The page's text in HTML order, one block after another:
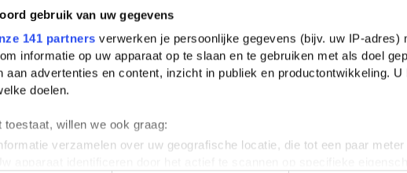
gebruik van uw gegevens
141 partners verwerken je persoonlijke gegevens (bijv. uw IP-adres)
informatie op uw apparaat op te slaan en te gebruiken met als doel
aan advertenties en content, inzicht in publiek en productontwikkeling.
doelen.
toestaat, willen we ook graag:
verzamelen over uw geografische locatie, die tot een paar
TeamNL strijdt om de wereldtitel in debatteren